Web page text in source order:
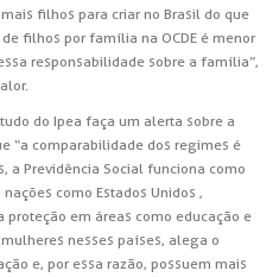
filhos para criar no Brasil do que
de filhos por família na OCDE é menor
responsabilidade sobre a família”,
do Ipea faça um alerta sobre a
“a comparabilidade dos regimes é
a Previdência Social funciona como
como Estados Unidos ,
proteção em áreas como educação e
nesses países, alega o
e, por essa razão, possuem mais